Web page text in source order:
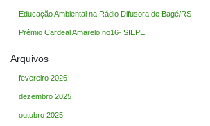
Educação Ambiental na Rádio Difusora de Bagé/RS
Prêmio Cardeal Amarelo no16º SIEPE
Arquivos
fevereiro 2026
dezembro 2025
outubro 2025